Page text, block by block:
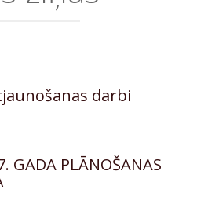
darbi
GADA PLĀNOŠANAS